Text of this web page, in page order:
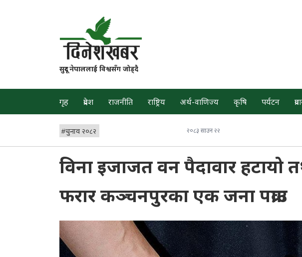
सुदूर नेपाललाई विश्वसँग जोड्दै
गृह प्रदेश राजनीति राष्ट्रिय अर्थ-वाणिज्य कृषि पर्यटन
#चुनाव २०८२ २०८३ साउन २२
विना इजाजत वन पैदावार हटायो
फरार कञ्चनपुरका एक जना पक्राउ